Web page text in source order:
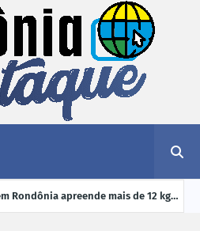
Rondônia apreende mais de 12 kg